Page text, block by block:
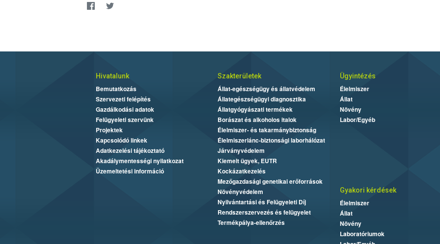
Hivatalunk
Bemutatkozás
Szervezeti felépítés
Gazdálkodási adatok
Felügyeleti szervünk
Projektek
Kapcsolódó linkek
Adatkezelési tájékoztató
Akadálymentességi nyilatkozat
Üzemeltetési információ
Szakterületek
Állat-egészségügy és állatvédelem
Állategészségügyi diagnosztika
Állatgyógyászati termékek
Borászat és alkoholos italok
Élelmiszer- és takarmánybiztonság
Élelmiszerlánc-biztonsági laborhálózat
Járványvédelem
Kiemelt ügyek, EUTR
Kockázatkezelés
Mezőgazdasági genetikai erőforrások
Növényvédelem
Nyilvántartási és Felügyeleti Díj
Rendszerszervezés és felügyelet
Termékpálya-ellenőrzés
Ügyintézés
Élelmiszer
Állat
Növény
Labor/Egyéb
Gyakori kérdések
Élelmiszer
Állat
Növény
Laboratóriumok